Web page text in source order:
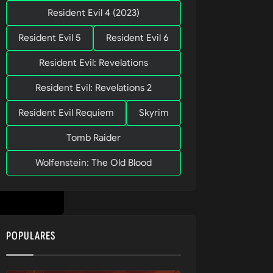
Resident Evil 4 (2023)
Resident Evil 5 Resident Evil 6
Resident Evil: Revelations
Resident Evil: Revelations 2
Resident Evil Requiem Skyrim
Tomb Raider
Wolfenstein: The Old Blood
POPULARES